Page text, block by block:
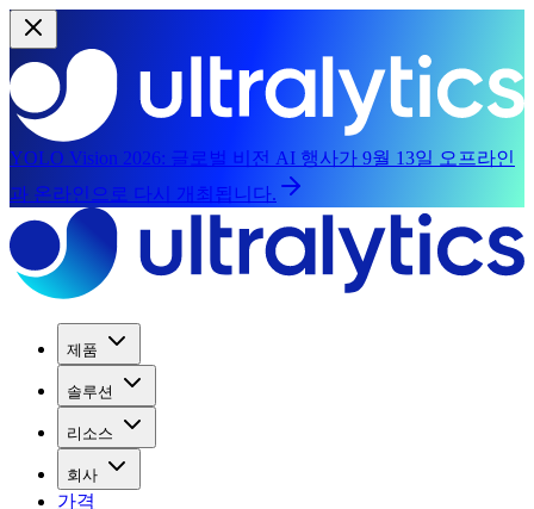
YOLO Vision 2026: 글로벌 비전 AI 행사가 9월 13일 오프라인
과 온라인으로 다시 개최됩니다.
제품
솔루션
리소스
회사
가격